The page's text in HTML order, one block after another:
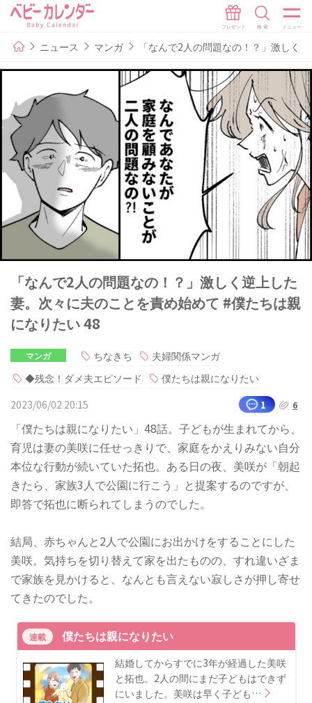
ニュース マンガ 「なんで2人の問題なの！？」激しく
「なんで2人の問題なの！？」激しく逆上した
妻。次々に夫のことを責め始めて #僕たちは親
になりたい 48
マンガ ちなきち
夫婦関係マンガ
◆残念！ダメ夫エピソード
僕たちは親になりたい
2023/06/02 20:15
1 6
「僕たちは親になりたい」48話。子どもが生まれてから、
育児は妻の美咲に任せっきりで、家庭をかえりみない自分
本位な行動が続いていた拓也。ある日の夜、美咲が「朝起
きたら、家族3人で公園に行こう」と提案するのですが、
即答で拓也に断られてしまうのでした。
結局、赤ちゃんと2人で公園にお出かけをすることにした
美咲。気持ちを切り替えて家を出たものの、すれ違いざま
で家族を見かけると、なんとも言えない寂しさが押し寄せ
てきたのでした。
連載 僕たちは親になりたい
結婚してからすでに3年が経過した美咲
と拓也。2人の間にまだ子どもはできず
にいました。美咲は早く子ども…